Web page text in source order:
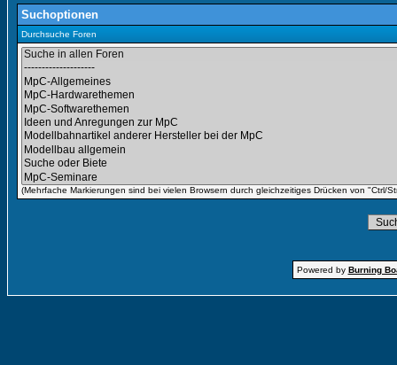
Suchoptionen
Durchsuche Foren
(Mehrfache Markierungen sind bei vielen Browsern durch gleichzeitiges Drücken von "Ctrl/
Powered by Burning